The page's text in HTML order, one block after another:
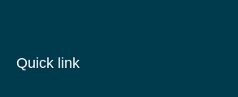
Quick link